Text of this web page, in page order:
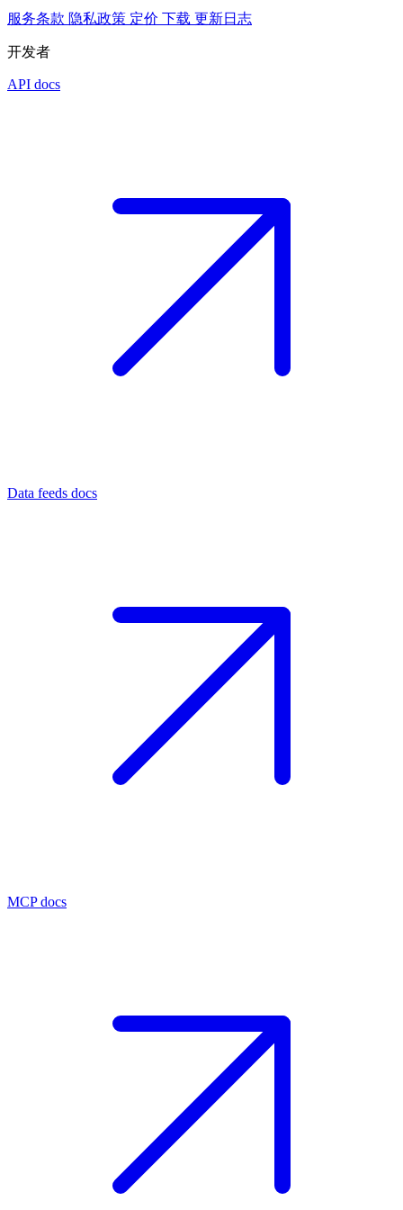
服务条款 隐私政策 定价 下载 更新日志
开发者
API docs
Data feeds docs
MCP docs